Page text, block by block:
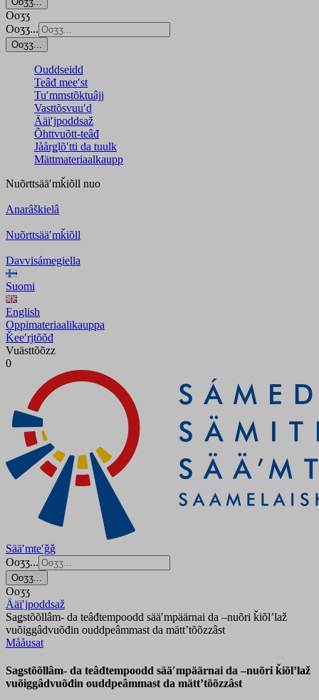
Ooʒʒ
Ooʒʒ...
Ooʒʒ...
Ouddseidd
Teâđ meeʹst
Tuʹmmstõktuâjj
Vasttõsvuuʹd
Ääiʹjpoddsaž
Õhttvuõtt-teâđ
Jåårǥlõʹtti da tuulk
Mättmateriaalkaupp
Nuõrttsääʹmǩiõll nuo
Anarâškielâ
Nuõrttsääʹmǩiõll
Davvisámegiella
Suomi
English
Oppimateriaalikauppa
Ǩeeʹrjtõõđ
Vuästtõõzz
0
Sääʹmteʹǧǧ
Ooʒʒ...
Ooʒʒ...
Ooʒʒ
Ääiʹjpoddsaž
Saǥstõõllâm- da teâđtempoodd sääʹmpäärnai da –nuõri ǩiõlʼlaž
vuõiggâdvuõđin ouddpeâmmast da mättʼtõõzzâst
Mååusat
Saǥstõõllâm- da teâđtempoodd sääʹmpäärnai da –nuõri ǩiõlʼlaž
vuõiggâdvuõđin ouddpeâmmast da mättʼtõõzzâst